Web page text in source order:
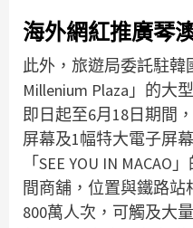
海外網紅推廣琴
此外，旅遊局委託駐韓
Millenium Plaza」的大
即日起至6月18日期間
屏幕及1幅特大電子屏
「SEE YOU IN
間商舖，位置與鐵路
800萬人次，可觸及大